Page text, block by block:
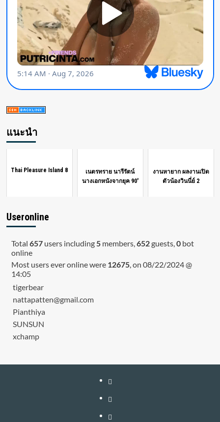
แนะนำ
Thai Pleasure Island 8
เนตรทราย นารีรัตน์
นางเอกหนังจากยุค 90'
งานหายาก ผลงานเปิด
ตัวน้องวินนี่ย์ 2
Useronline
Total 657users including5members,652guests,0bot
online
Most users ever online were 12675, on 08/22/2024 @
14:05
tigerbear
nattapatten@gmail.com
Pianthiya
SUNSUN
xchamp
หน้า
แรก
สมัคร
สมาชิก
เติม